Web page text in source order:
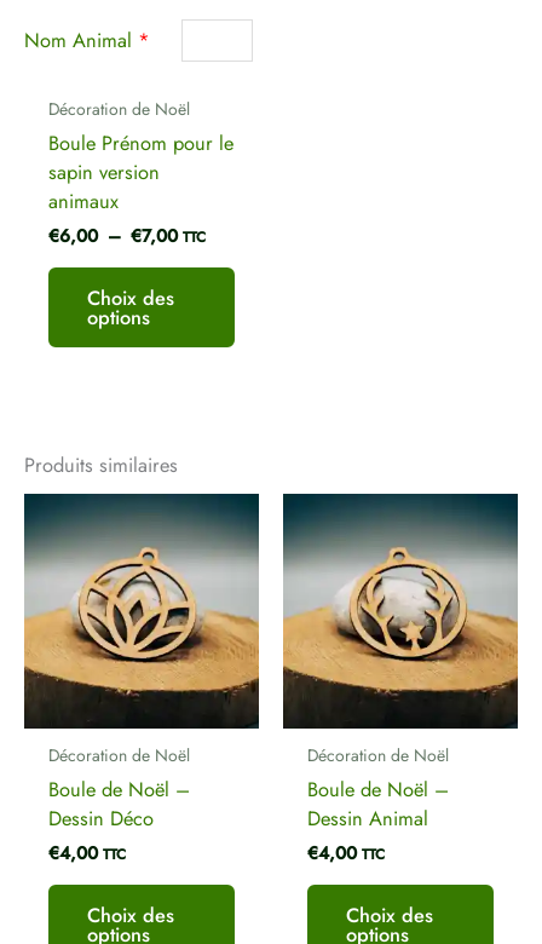
Nom Animal *
Décoration de Noël
Boule Prénom pour le
sapin version
animaux
€6,00 – €7,00 TTC
Choix des
options
sur
Produits similaires
Décoration de Noël
Boule de Noël –
Dessin Déco
€4,00 TTC
Choix des
options
produit
a
variations.
Les
options
peuvent
du
Décoration de Noël
Boule de Noël –
Dessin Animal
€4,00 TTC
Choix des
options
Ce
a
Les
du